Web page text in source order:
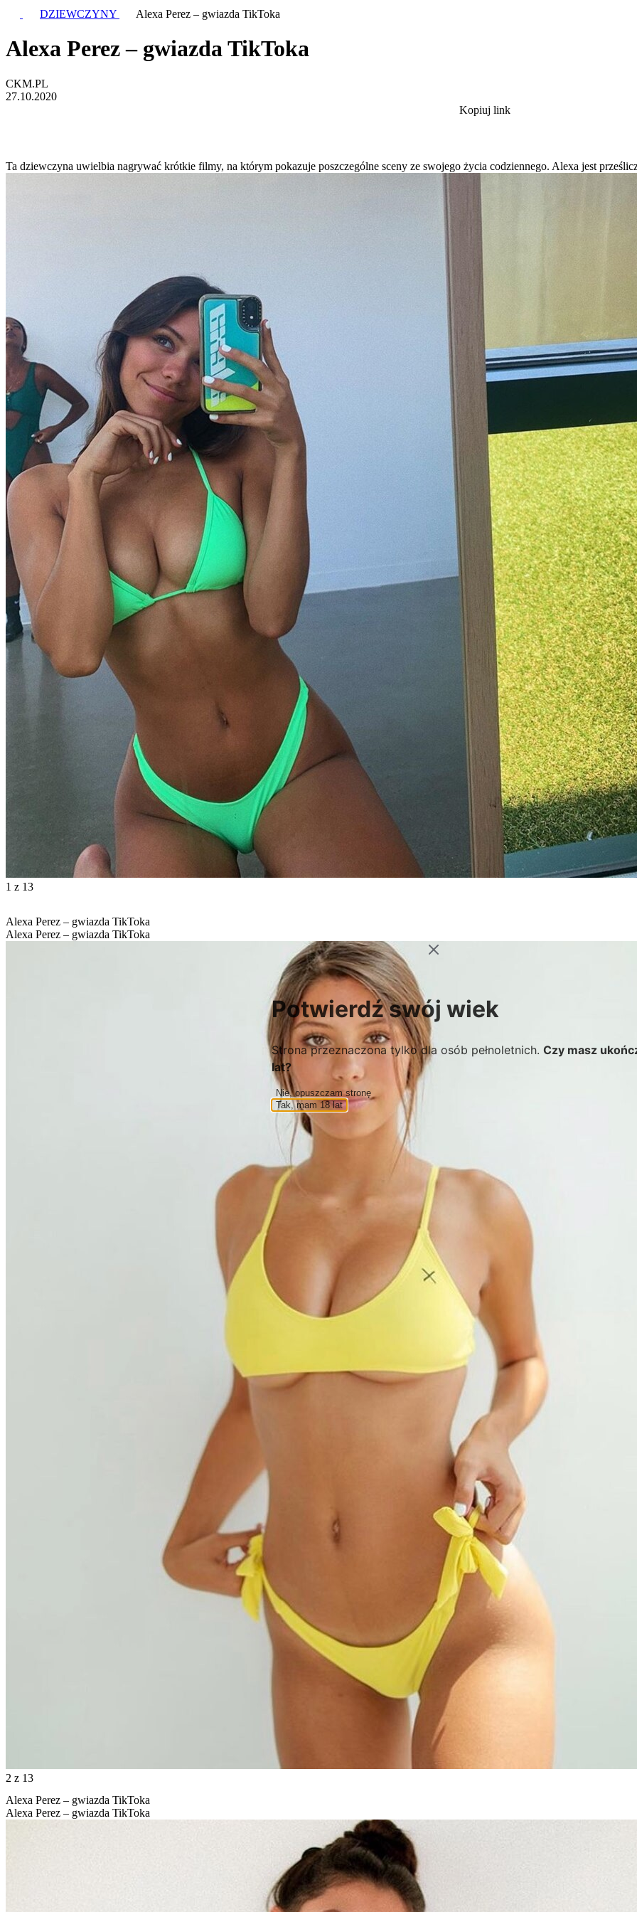
DZIEWCZYNY Alexa Perez – gwiazda TikToka
Alexa Perez – gwiazda TikToka
CKM.PL
27.10.2020
Kopiuj link
Ta dziewczyna uwielbia nagrywać krótkie filmy, na którym pokazuje poszczególne sceny ze swojego życia codziennego. Alexa jest
1 z 13
Alexa Perez – gwiazda TikToka
Alexa Perez – gwiazda TikToka
2 z 13
Alexa Perez – gwiazda TikToka
Alexa Perez – gwiazda TikToka
Potwierdź swój wiek
Strona przeznaczona tylko dla osób pełnoletnich. Czy masz
lat?
Nie, opuszczam stronę
Tak, mam 18 lat